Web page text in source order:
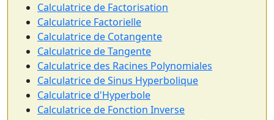
Calculatrice de Factorisation
Calculatrice Factorielle
Calculatrice de Cotangente
Calculatrice de Tangente
Calculatrice des Racines Polynomiales
Calculatrice de Sinus Hyperbolique
Calculatrice d'Hyperbole
Calculatrice de Fonction Inverse